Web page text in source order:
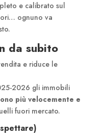
e calibrato sul
ognuno va
da subito
e riduce le
2026 gli immobili
più velocemente e
fuori mercato.